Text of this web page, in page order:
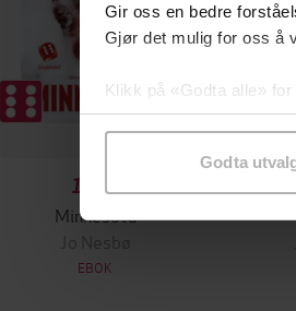
Gir oss en bedre
Gjør det mulig for oss å
Klikk på «Godta alle»
samtykke til spesifikke
Godta
199,-
Minnesota
Jo Nesbø
EBOK